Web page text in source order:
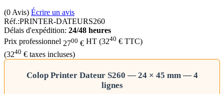
(0 Avis) Écrire un avis
Réf.:PRINTER-DATEURS260
Délais d'expédition: 24/48 heures
Prix professionnel 2700 € HT (3240 € TTC)
(3240 € taxes incluses)
Colop Printer Dateur S260 — 24 × 45 mm — 4
lignes